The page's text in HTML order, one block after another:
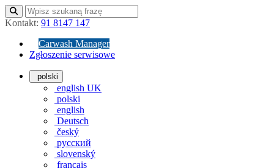
Kontakt: 91 8147 147
Carwash Manager
Zgłoszenie serwisowe
polski
english UK
polski
english
Deutsch
český
русский
slovenský
français